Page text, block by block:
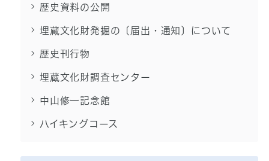
歴史資料の公開
埋蔵文化財発掘の〔届出・通知〕について
歴史刊行物
埋蔵文化財調査センター
中山修一記念館
ハイキングコース